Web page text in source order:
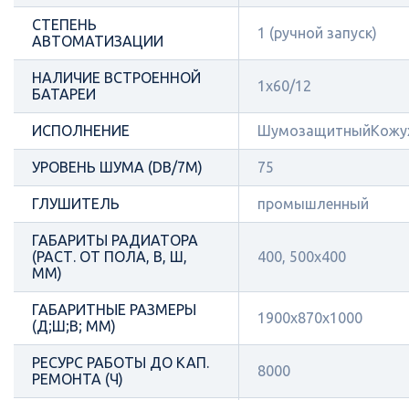
СТЕПЕНЬ
АВТОМАТИЗАЦИИ
1 (ручной запуск)
НАЛИЧИЕ ВСТРОЕННОЙ
БАТАРЕИ
1х60/12
ИСПОЛНЕНИЕ
УРОВЕНЬ ШУМА (DB/7М) 75
ГЛУШИТЕЛЬ промышленный
ГАБАРИТЫ РАДИАТОРА
(РАСТ. ОТ ПОЛА, В, Ш,
ММ)
400, 500x400
ГАБАРИТНЫЕ РАЗМЕРЫ
(Д;Ш;В; ММ)
1900x870x1000
РЕСУРС РАБОТЫ ДО КАП.
РЕМОНТА (Ч)
8000